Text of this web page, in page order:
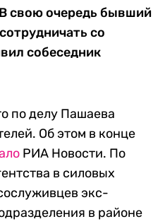
свою очередь бывший
со
собеседник
по делу Пашаева
Об этом в конце
РИА Новости. По
в силовых
экс-
в районе